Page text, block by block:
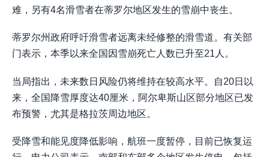
难，另有4名滑雪者在蒂罗尔地区发生的雪崩中丧生。
蒂罗尔州政府呼吁滑雪者远离未经修整的滑雪道。有关部
门表示，本季以来全国因雪崩死亡人数已升至21人。
当局指出，未来数日风险仍将维持在较高水平。自20日以
来，全国降雪厚度达40厘米，阿尔卑斯山区部分地区已发
布预警，尤其是格拉茨周边地区。
受降雪和能见度降低影响，航班一度暂停，目前已恢复运